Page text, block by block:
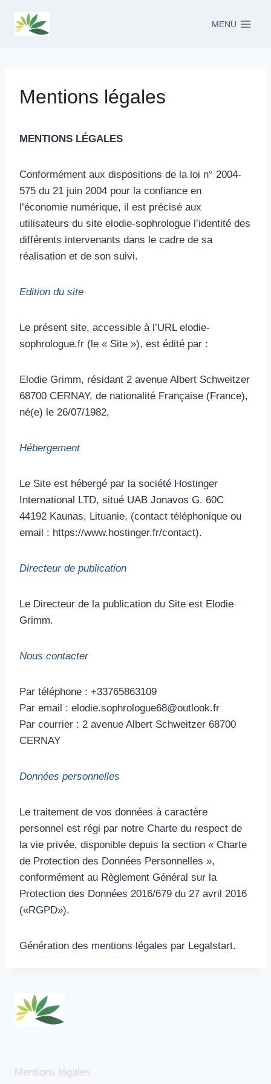
MENU
Mentions légales
MENTIONS LÉGALES
Conformément aux dispositions de la loi n° 2004-
575 du 21 juin 2004 pour la confiance en
l’économie numérique, il est précisé aux
utilisateurs du site elodie-sophrologue l’identité des
différents intervenants dans le cadre de sa
réalisation et de son suivi.
Edition du site
Le présent site, accessible à l’URL elodie-
sophrologue.fr (le « Site »), est édité par :
Elodie Grimm, résidant 2 avenue Albert Schweitzer
68700 CERNAY, de nationalité Française (France),
né(e) le 26/07/1982,
Hébergement
Le Site est hébergé par la société Hostinger
International LTD, situé UAB Jonavos G. 60C
44192 Kaunas, Lituanie, (contact téléphonique ou
email : https://www.hostinger.fr/contact).
Directeur de publication
Le Directeur de la publication du Site est Elodie
Grimm.
Nous contacter
Par téléphone : +33765863109
Par email : elodie.sophrologue68@outlook.fr
Par courrier : 2 avenue Albert Schweitzer 68700
CERNAY
Données personnelles
Le traitement de vos données à caractère
personnel est régi par notre Charte du respect de
la vie privée, disponible depuis la section « Charte
de Protection des Données Personnelles »,
conformément au Règlement Général sur la
Protection des Données 2016/679 du 27 avril 2016
(«RGPD»).
Génération des mentions légales par Legalstart.
Mentions légales